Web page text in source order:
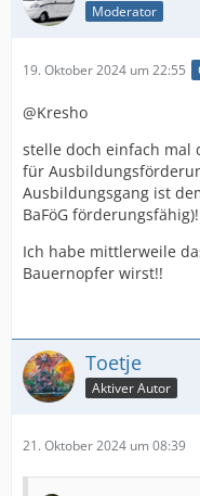
Moderator
19. Oktober 2024 um 22:55
@Kresho
stelle doch einfach mal
für
Ausbildungsgang ist
BaFöG förderungsfähig)!
Ich habe mittlerweile
Bauernopfer wirst!!
Toetje
Aktiver Autor
21. Oktober 2024 um 08:39